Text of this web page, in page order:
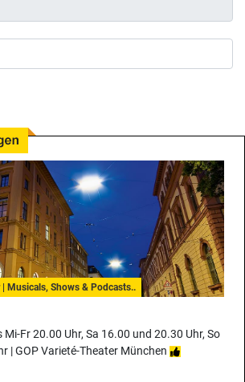
| Musicals, Shows & Podcasts..
Mi-Fr 20.00 Uhr, Sa 16.00 und 20.30 Uhr, So
|GOP Varieté-Theater München